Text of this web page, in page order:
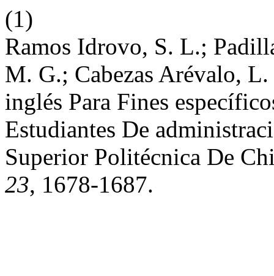
(1)
Ramos Idrovo, S. L.;
M. G.; Cabezas Arévalo,
inglés Para Fines
Estudiantes De
Superior Politécnica De
23, 1678-1687.